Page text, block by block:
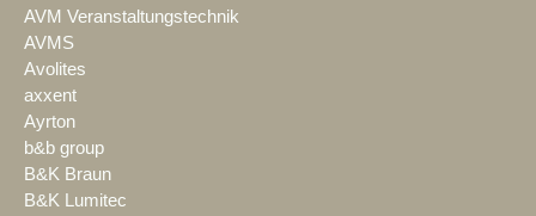
AVM Veranstaltungstechnik
AVMS
Avolites
axxent
Ayrton
b&b group
B&K Braun
B&K Lumitec